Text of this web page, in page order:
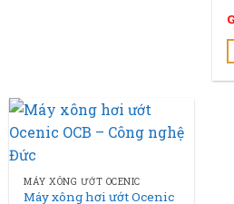
0
5
0
MÁY XÔNG ƯỚT OCENIC
Máy xông hơi ướt Ocenic